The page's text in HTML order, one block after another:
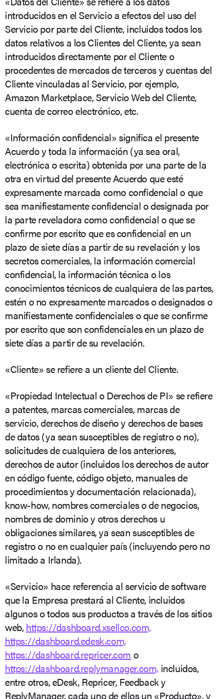
introducidos en el Servicio a efectos del uso del
Servicio por parte del Cliente, incluidos todos los
datos relativos a los Clientes del Cliente, ya sean
introducidos directamente por el Cliente o
procedentes de mercados de terceros y cuentas del
Cliente vinculadas al Servicio, por ejemplo,
Amazon Marketplace, Servicio Web del Cliente,
cuenta de correo electrónico, etc.
«Información confidencial» significa el presente
Acuerdo y toda la información (ya sea oral,
electrónica o escrita) obtenida por una parte de la
otra en virtud del presente Acuerdo que esté
expresamente marcada como confidencial o que
sea manifiestamente confidencial o designada por
la parte reveladora como confidencial o que se
confirme por escrito que es confidencial en un
plazo de siete días a partir de su revelación y los
secretos comerciales, la información comercial
confidencial, la información técnica o los
conocimientos técnicos de cualquiera de las partes,
estén o no expresamente marcados o designados o
manifiestamente confidenciales o que se confirme
por escrito que son confidenciales en un plazo de
siete días a partir de su revelación.
«Cliente» se refiere a un cliente del Cliente.
«Propiedad Intelectual o Derechos de PI» se refiere
a patentes, marcas comerciales, marcas de
servicio, derechos de diseño y derechos de bases
de datos (ya sean susceptibles de registro o no),
solicitudes de cualquiera de los anteriores,
derechos de autor (incluidos los derechos de autor
en código fuente, código objeto, manuales de
procedimientos y documentación relacionada),
know-how, nombres comerciales o de negocios,
nombres de dominio y otros derechos u
obligaciones similares, ya sean susceptibles de
registro o no en cualquier país (incluyendo pero no
limitado a Irlanda).
«Servicio» hace referencia al servicio de software
que la Empresa prestará al Cliente, incluidos
algunos o todos sus productos a través de los sitios
web,https://dashboard.xsellco.com,
https://dashboard.edesk.com,
https://dashboard.repricer.com o
https://dashboard.replymanager.com, incluidos,
entre otros, eDesk, Repricer, Feedback y
ReplyManager, cada uno de ellos un «Producto», y